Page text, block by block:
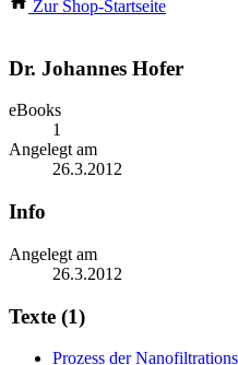
Zur Shop-Startseite
Dr. Johannes Hofer
eBooks
1
Angelegt am
26.3.2012
Info
Angelegt am
26.3.2012
Texte (1)
Prozess der